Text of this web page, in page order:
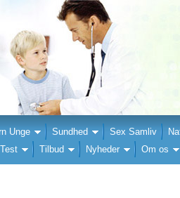
Unge Sundhed Sex Samliv
Test Tilbud Nyheder Om os